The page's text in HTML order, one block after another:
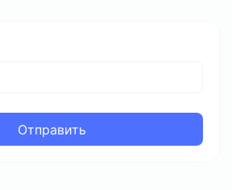
Отправить